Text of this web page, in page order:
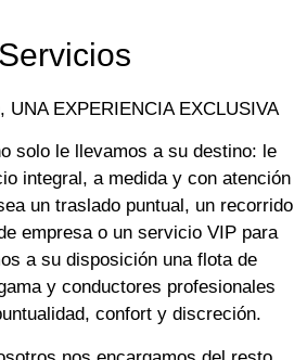
Servicios
UNA EXPERIENCIA EXCLUSIVA
solo le llevamos a su destino: le
integral, a medida y con atención
un traslado puntual, un recorrido
empresa o un servicio VIP para
a su disposición una flota de
y conductores profesionales
confort y discreción.